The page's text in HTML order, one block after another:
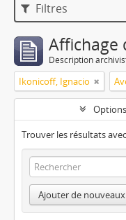
Filtres
Affichage
Description
Ikonicoff, Ignacio
Trouver les résultats
Ajouter de